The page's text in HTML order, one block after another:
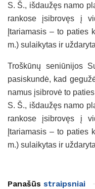
S. Š., išdaužęs namo
rankose įsibrovęs į
Įtariamasis – to paties
m.) sulaikytas ir
Troškūnų seniūnijos
pasiskundė, kad
namus įsibrovė to
S. Š., išdaužęs namo
rankose įsibrovęs į
Įtariamasis – to paties
m.) sulaikytas ir
Panašūs straipsniai